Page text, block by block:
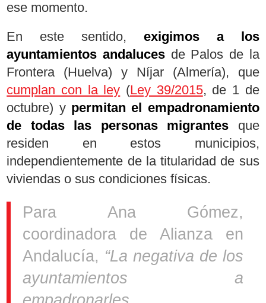
ese momento.
En este sentido, exigimos a los
ayuntamientos andalucesde Palos de la
Frontera (Huelva) y Níjar (Almería), que
cumplan con la ley (Ley 39/2015, de 1 de
octubre) y permitan el empadronamiento
de todas las personas migrantes que
residen en estos municipios,
independientemente de la titularidad de sus
viviendas o sus condiciones físicas.
Para Ana Gómez,
coordinadora de Alianza en
Andalucía, “La negativa de los
ayuntamientos a